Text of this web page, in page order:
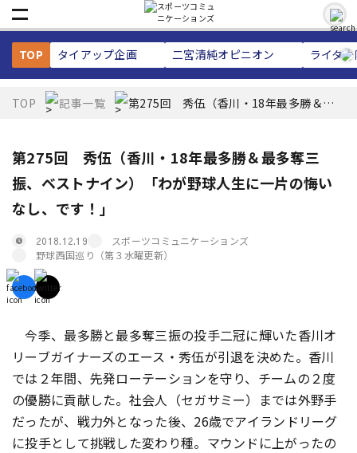
TOP タイアップ企画 二宮清純オピニオン ライタ
TOP 記事一覧 第275回 秀伍（香川・18年最多勝＆最
第275回 秀伍（香川・18年最多勝＆最多奪三
振、ベストナイン）「わが野球人生に一片の悔い
なし、です！」
2018.12.19
スポーツコミュニケーションズ
野球西国巡り（第３水曜更新）
今季、最多勝と最多奪三振の投手二冠に輝いた香川オ
リーブガイナーズのエース・秀伍が引退を決めた。香川
では２年間、先発ローテーションを守り、チームの２度
の優勝に貢献した。社会人（セガサミー）までは外野手
だったが、戦力外となった後、26歳でアイランドリーグ
に投手として挑戦した変わり種。マウンドに上がったの